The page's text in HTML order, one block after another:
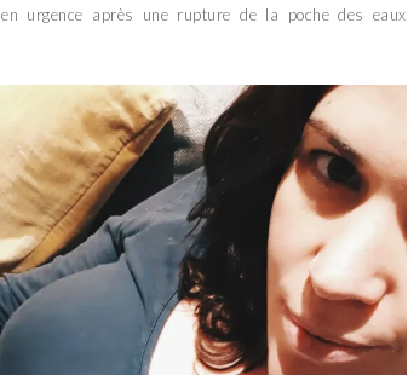
en urgence après une rupture de la poche des eaux